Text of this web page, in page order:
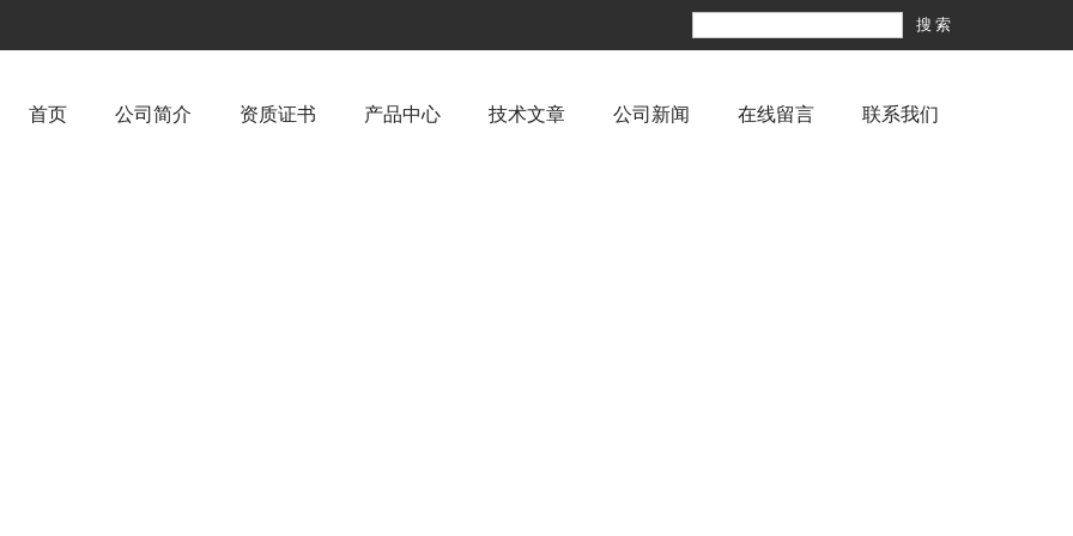
首页 公司简介 资质证书 产品中心 技术文章 公司新闻 在线留言 联系我们